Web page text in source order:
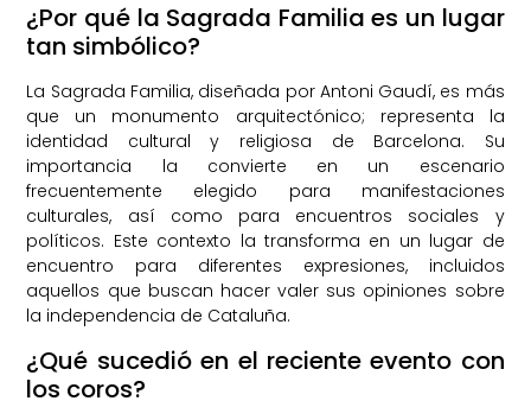
¿Por qué la Sagrada Familia es un lugar
tan simbólico?
La Sagrada Familia, diseñada por Antoni Gaudí, es más
que un monumento arquitectónico; representa la
identidad cultural y religiosa de Barcelona. Su
importancia la convierte en un escenario
frecuentemente elegido para manifestaciones
culturales, así como para encuentros sociales y
políticos. Este contexto la transforma en un lugar de
encuentro para diferentes expresiones, incluidos
aquellos que buscan hacer valer sus opiniones sobre
la independencia de Cataluña.
¿Qué sucedió en el reciente evento con
los coros?